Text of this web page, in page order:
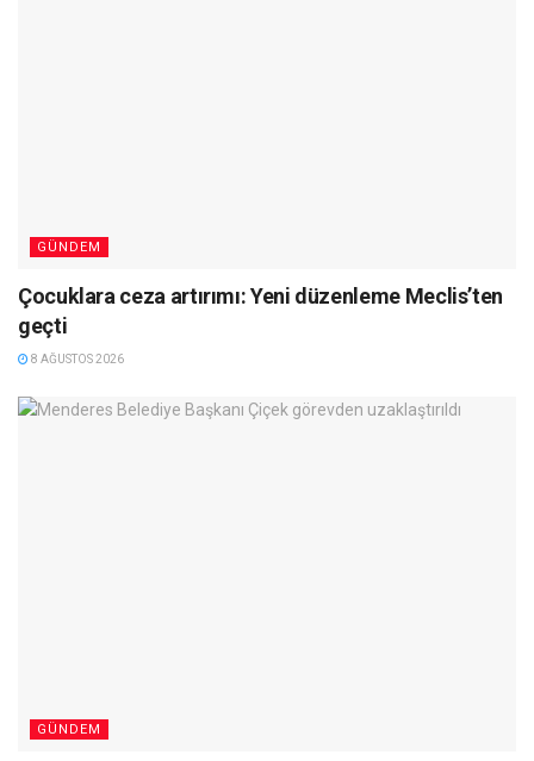
GÜNDEM
Çocuklara ceza artırımı: Yeni düzenleme Meclis’ten
geçti
8 AĞUSTOS 2026
GÜNDEM